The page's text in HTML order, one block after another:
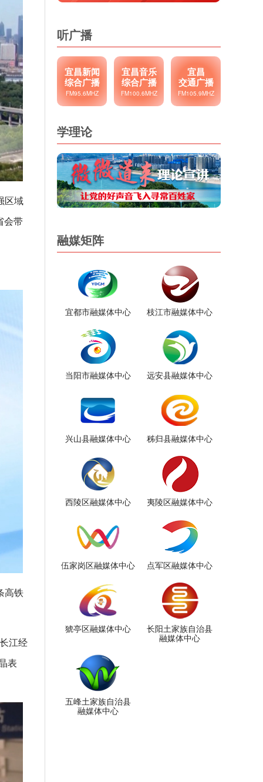
区域
会带
高铁
江经
表
听广播
宜昌新闻
综合广播
FM95.6MHZ
宜昌音乐
综合广播
FM100.6MHZ
宜昌
交通广播
FM105.9MHZ
学理论
融媒矩阵
宜都市融媒体中心 枝江市融媒体中心
当阳市融媒体中心 远安县融媒体中心
兴山县融媒体中心 秭归县融媒体中心
西陵区融媒体中心 夷陵区融媒体中心
伍家岗区融媒体中心 点军区融媒体中心
猇亭区融媒体中心
长阳土家族自治县
融媒体中心
五峰土家族自治县
融媒体中心